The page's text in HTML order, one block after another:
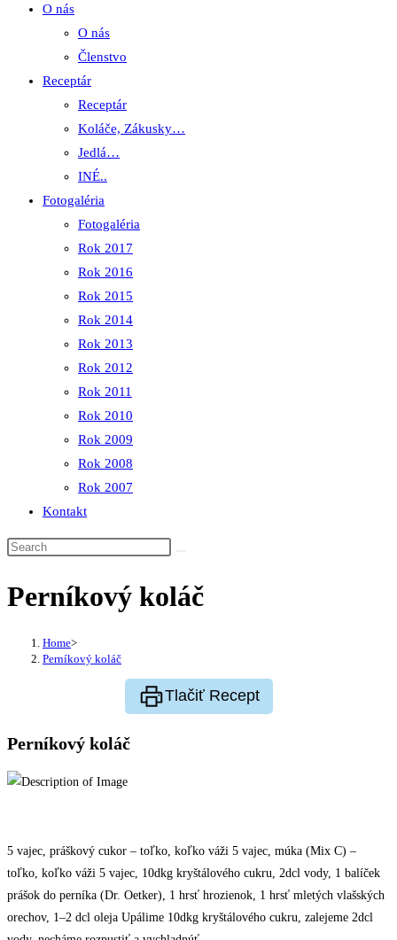
O nás
O nás
Členstvo
Receptár
Receptár
Koláče, Zákusky…
Jedlá…
INÉ..
Fotogaléria
Fotogaléria
Rok 2017
Rok 2016
Rok 2015
Rok 2014
Rok 2013
Rok 2012
Rok 2011
Rok 2010
Rok 2009
Rok 2008
Rok 2007
Kontakt
Perníkový koláč
Home>
Perníkový koláč
Tlačiť Recept
Perníkový koláč
5 vajec, práškový cukor – toľko, koľko váži 5 vajec, múka (Mix C) –
toľko, koľko váži 5 vajec, 10dkg kryštálového cukru, 2dcl vody, 1 balíček
prášok do perníka (Dr. Oetker), 1 hrsť hrozienok, 1 hrsť mletých vlašských
orechov, 1–2 dcl oleja Upálime 10dkg kryštálového cukru, zalejeme 2dcl